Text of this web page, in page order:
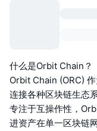
什么是Orbit Chain？
Orbit Chain (ORC)
连接各种区块链生态
专注于互操作性，
进资产在单一区块链